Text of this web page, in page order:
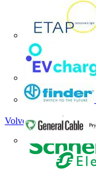
Volver a Noticias